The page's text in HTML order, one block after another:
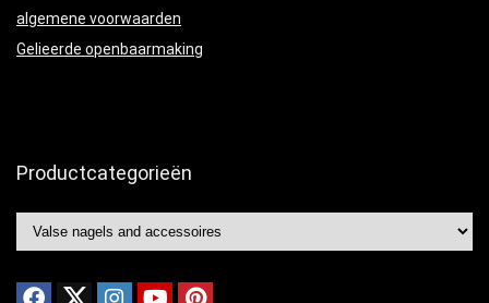
algemene voorwaarden
Gelieerde openbaarmaking
Productcategorieën